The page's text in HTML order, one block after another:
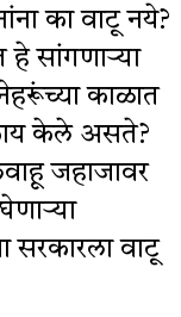
का वाटू नये?
हे सांगणाऱ्या
काळात
केले असते?
जहाजावर
सरकारला वाटू